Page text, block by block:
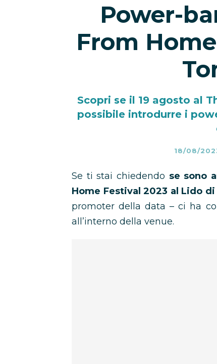
Power-
From
Scopri se il 19 agosto al
possibile introdurre i
18/08/
Se ti stai chiedendo se sono
Home Festival 2023 al Lido di
promoter della data – ci ha
all’interno della venue.